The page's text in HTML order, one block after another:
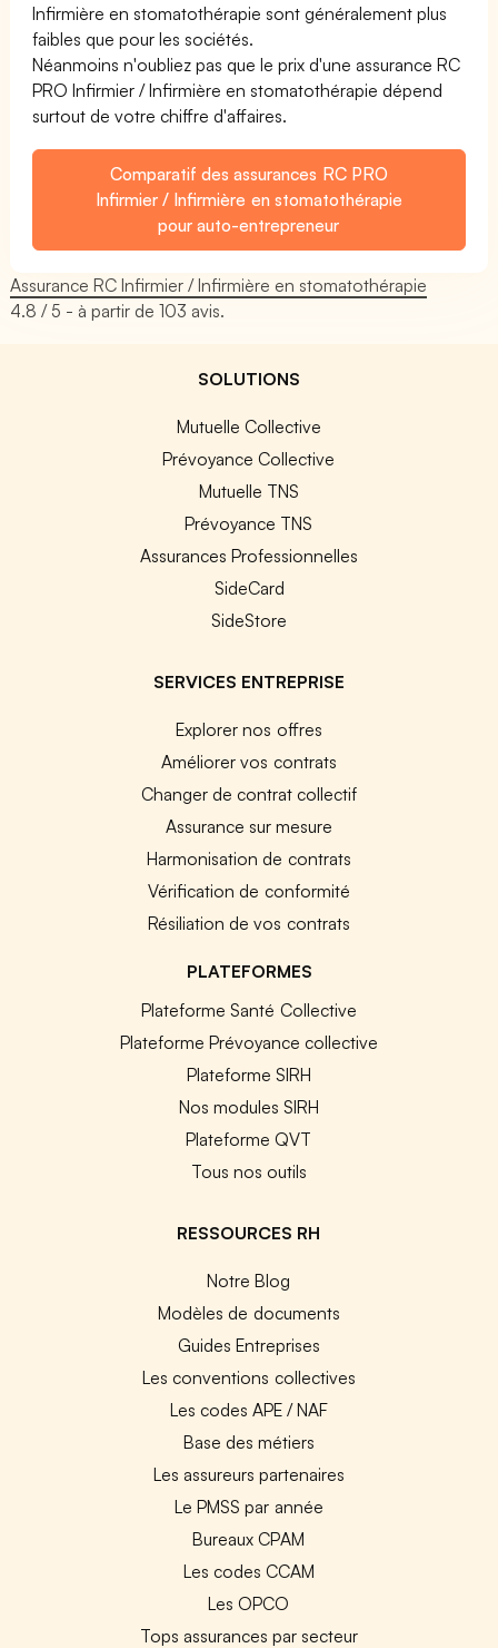
Infirmière en stomatothérapie sont généralement plus
faibles que pour les sociétés.
Néanmoins n'oubliez pas que le prix d'une assurance RC
PRO Infirmier / Infirmière en stomatothérapie dépend
surtout de votre chiffre d'affaires.
Comparatif des assurances RC PRO
Infirmier / Infirmière en stomatothérapie
pour auto-entrepreneur
Assurance RC Infirmier / Infirmière en stomatothérapie
4.8 / 5 - à partir de103 avis.
SOLUTIONS
Mutuelle Collective
Prévoyance Collective
Mutuelle TNS
Prévoyance TNS
Assurances Professionnelles
SideCard
SideStore
SERVICES ENTREPRISE
Explorer nos offres
Améliorer vos contrats
Changer de contrat collectif
Assurance sur mesure
Harmonisation de contrats
Vérification de conformité
Résiliation de vos contrats
PLATEFORMES
Plateforme Santé Collective
Plateforme Prévoyance collective
Plateforme SIRH
Nos modules SIRH
Plateforme QVT
Tous nos outils
RESSOURCES RH
Notre Blog
Modèles de documents
Guides Entreprises
Les conventions collectives
Les codes APE / NAF
Base des métiers
Les assureurs partenaires
Le PMSS par année
Bureaux CPAM
Les codes CCAM
Les OPCO
Tops assurances par secteur